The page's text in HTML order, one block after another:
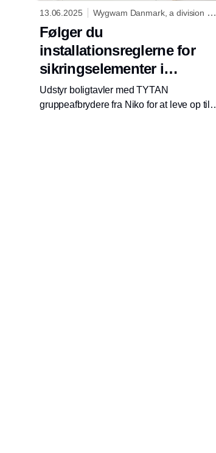
13.06.2025
Wygwam Danmark, a division of
Følger du
installationsreglerne for
sikringselementer i
boligtavler?
Udstyr boligtavler med TYTAN
gruppeafbrydere fra Niko for at leve op til